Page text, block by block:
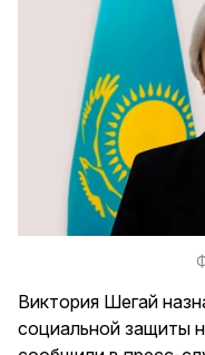
Виктория Шегай
социальной защиты